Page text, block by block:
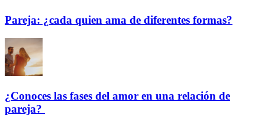
Pareja: ¿cada quien ama de diferentes formas?
¿Conoces las fases del amor en una relación de
pareja?